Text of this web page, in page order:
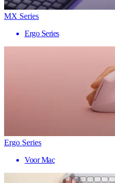
MX Series
Ergo Series
Ergo Series
Voor Mac